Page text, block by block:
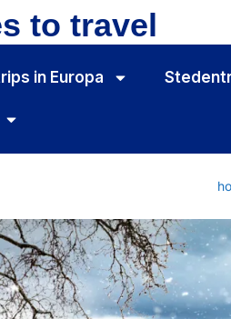
to travel
in Europa